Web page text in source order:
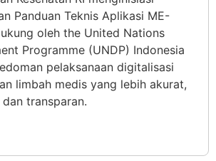
Panduan Teknis Aplikasi ME-
oleh the United Nations
Programme (UNDP) Indonesia
pelaksanaan digitalisasi
limbah medis yang lebih akurat,
transparan.